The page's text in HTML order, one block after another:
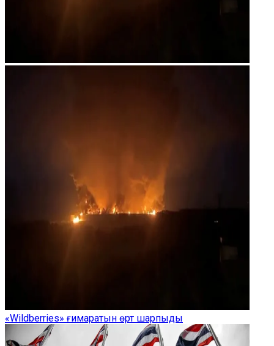
«Wildberries» ғимаратын өрт шарпыды